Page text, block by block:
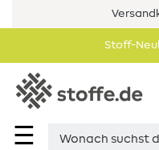
Stoff-
☰